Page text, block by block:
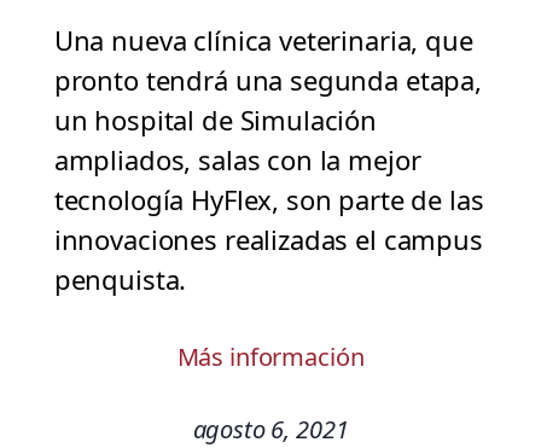
Una nueva clínica veterinaria, que
pronto tendrá una segunda etapa,
un hospital de Simulación
ampliados, salas con la mejor
tecnología HyFlex, son parte de las
innovaciones realizadas el campus
penquista.
Más información
agosto 6, 2021